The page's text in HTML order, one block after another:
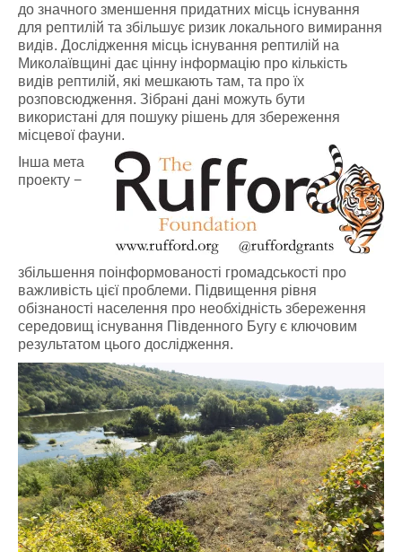
до значного зменшення придатних місць існування
для рептилій та збільшує ризик локального вимирання
видів. Дослідження місць існування рептилій на
Миколаївщині дає цінну інформацію про кількість
видів рептилій, які мешкають там, та про їх
розповсюдження. Зібрані дані можуть бути
використані для пошуку рішень для збереження
місцевої фауни.
Інша мета
проекту −
збільшення поінформованості громадськості про
важливість цієї проблеми. Підвищення рівня
обізнаності населення про необхідність збереження
середовищ існування Південного Бугу є ключовим
результатом цього дослідження.